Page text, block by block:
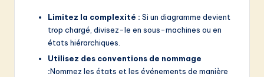
Limitez la complexité : Si un diagramme devient
trop chargé, divisez-le en sous-machines ou en
états hiérarchiques.
Utilisez des conventions de nommage
:Nommez les états et les événements de manière